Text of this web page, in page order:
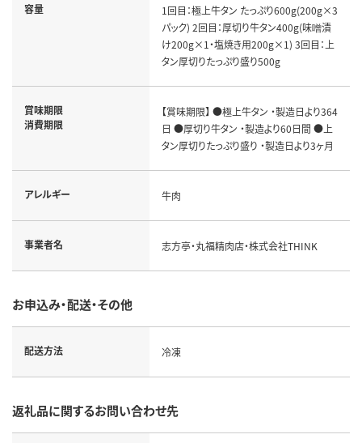
容量
1回目：極上牛タン たっぷり600g(200g×3
パック) 2回目：厚切り牛タン400g(味噌漬
け200g×1・塩焼き用200g×1) 3回目：上
タン厚切りたっぷり盛り500g
賞味期限
消費期限
【賞味期限】 ●極上牛タン ・製造日より364
日 ●厚切り牛タン ・製造より60日間 ●上
タン厚切りたっぷり盛り ・製造日より3ヶ月
アレルギー 牛肉
事業者名 志方亭・丸福精肉店・株式会社THINK
お申込み・配送・その他
配送方法 冷凍
返礼品に関するお問い合わせ先